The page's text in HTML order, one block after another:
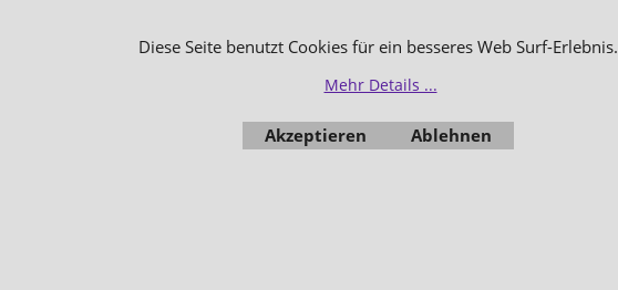
Diese Seite benutzt Cookies für ein besseres Web Surf-Erlebnis.
Mehr Details ...
Akzeptieren Ablehnen